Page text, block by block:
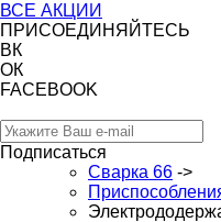
ВСЕ АКЦИИ
ПРИСОЕДИНЯЙТЕСЬ
ВК
ОК
FACEBOOK
Подписаться
Сварка 66 ->